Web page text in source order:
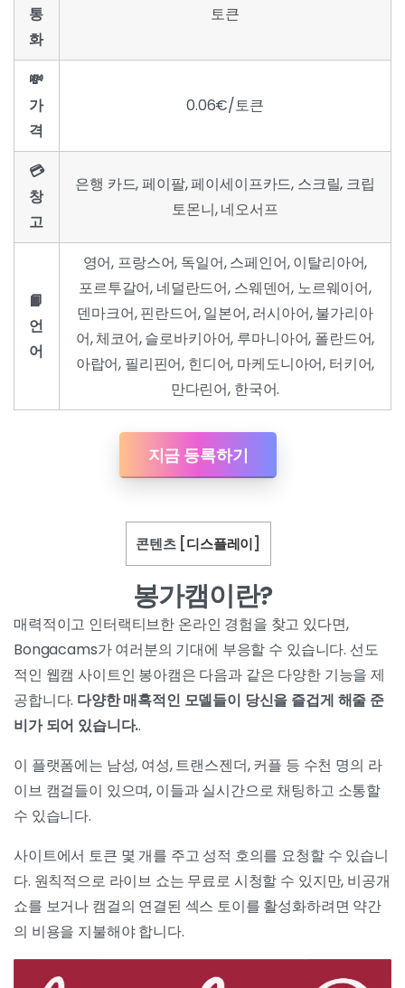
통
화
토큰
💸
가
격
0.06€/토큰
💳
창
고
은행 카드, 페이팔, 페이세이프카드, 스크릴, 크립
토몬니, 네오서프
📙
언
어
영어, 프랑스어, 독일어, 스페인어, 이탈리아어,
포르투갈어, 네덜란드어, 스웨덴어, 노르웨이어,
덴마크어, 핀란드어, 일본어, 러시아어, 불가리아
어, 체코어, 슬로바키아어, 루마니아어, 폴란드어,
아랍어, 필리핀어, 힌디어, 마케도니아어, 터키어,
만다린어, 한국어.
지금 등록하기
콘텐츠 [디스플레이]
봉가캠이란?
매력적이고 인터랙티브한 온라인 경험을 찾고 있다면,
Bongacams가 여러분의 기대에 부응할 수 있습니다. 선도
적인 웹캠 사이트인 봉아캠은 다음과 같은 다양한 기능을 제
공합니다. 다양한 매혹적인 모델들이 당신을 즐겁게 해줄 준
비가 되어 있습니다..
이 플랫폼에는 남성, 여성, 트랜스젠더, 커플 등 수천 명의 라
이브 캠걸들이 있으며, 이들과 실시간으로 채팅하고 소통할
수 있습니다.
사이트에서 토큰 몇 개를 주고 성적 호의를 요청할 수 있습니
다. 원칙적으로 라이브 쇼는 무료로 시청할 수 있지만, 비공개
쇼를 보거나 캠걸의 연결된 섹스 토이를 활성화하려면 약간
의 비용을 지불해야 합니다.